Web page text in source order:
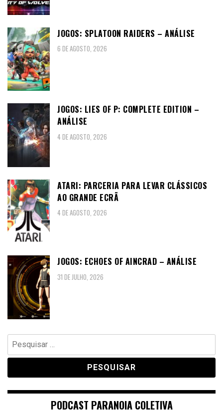
JOGOS: SPLATOON RAIDERS – ANÁLISE
6 DE AGOSTO, 2026
JOGOS: LIES OF P: COMPLETE EDITION –
ANÁLISE
4 DE AGOSTO, 2026
ATARI: PARCERIA PARA LEVAR CLÁSSICOS
AO GRANDE ECRÃ
4 DE AGOSTO, 2026
JOGOS: ECHOES OF AINCRAD – ANÁLISE
31 DE JULHO, 2026
Pesquisar
por:
PODCAST PARANOIA COLETIVA